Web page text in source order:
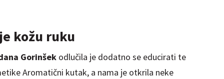
kožu ruku
Gorinšekodlučila je dodatno se educirati te
Aromatični kutak, a nama je otkrila neke